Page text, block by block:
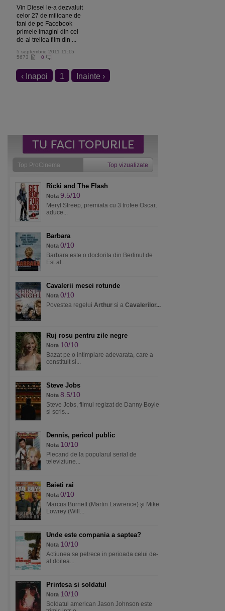
Vin Diesel le-a dezvaluit
celor 27 de milioane de
fani de pe Facebook
primele imagini din cel
de-al treilea film din ...
5 septembrie 2011 11:15
5673
0
‹ Inapoi 1 Inainte ›
Top ProCinema Top vizualizate
Ricki and The Flash
Nota 9.5/10
Meryl Streep, premiata cu 3 trofee Oscar,
aduce...
Barbara
Nota 0/10
Barbara este o doctorita din Berlinul de
Est al...
Cavalerii mesei rotunde
Nota 0/10
Povestea regelui Arthur si a Cavalerilor...
Ruj rosu pentru zile negre
Nota 10/10
Bazat pe o intimplare adevarata, care a
constituit si...
Steve Jobs
Nota 8.5/10
Steve Jobs, filmul regizat de Danny Boyle
si scris...
Dennis, pericol public
Nota 10/10
Plecand de la popularul serial de
televiziune...
Baieti rai
Nota 0/10
Marcus Burnett (Martin Lawrence) şi Mike
Lowrey (Will...
Unde este compania a saptea?
Nota 10/10
Actiunea se petrece in perioada celui de-
al doilea...
Printesa si soldatul
Nota 10/10
Soldatul american Jason Johnson este